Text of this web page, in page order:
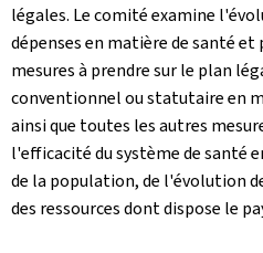
légales. Le comité examine
dépenses en matière de santé et
mesures à prendre sur le plan
conventionnel ou statutaire en
ainsi que toutes les autres
l'efficacité du système de santé
de la population, de l'évolution
des ressources dont dispose le